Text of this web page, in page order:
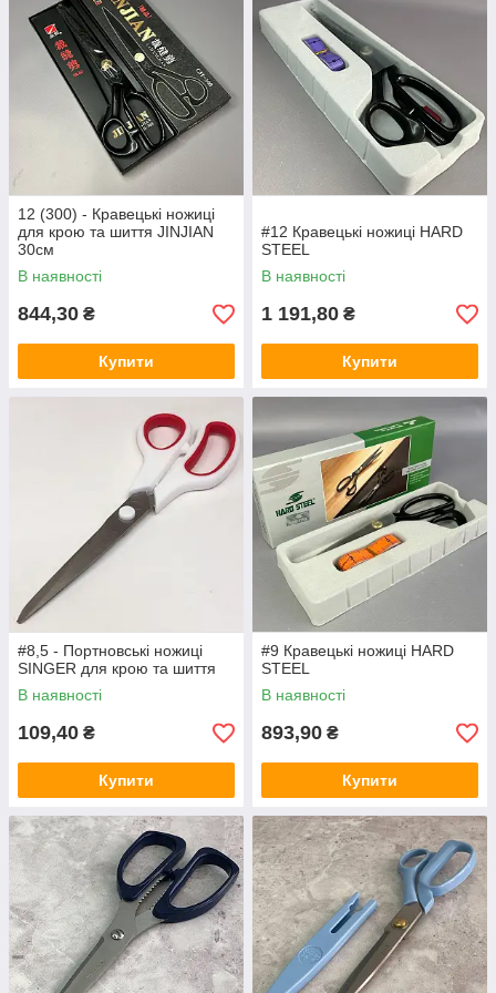
12 (300) - Кравецькі ножиці
для крою та шиття JINJIAN
30см
В наявності
844,30 ₴
Купити
#12 Кравецькі ножиці HARD
STEEL
В наявності
1 191,80 ₴
Купити
#8,5 - Портновські ножиці
SINGER для крою та шиття
В наявності
109,40 ₴
Купити
#9 Кравецькі ножиці HARD
STEEL
В наявності
893,90 ₴
Купити